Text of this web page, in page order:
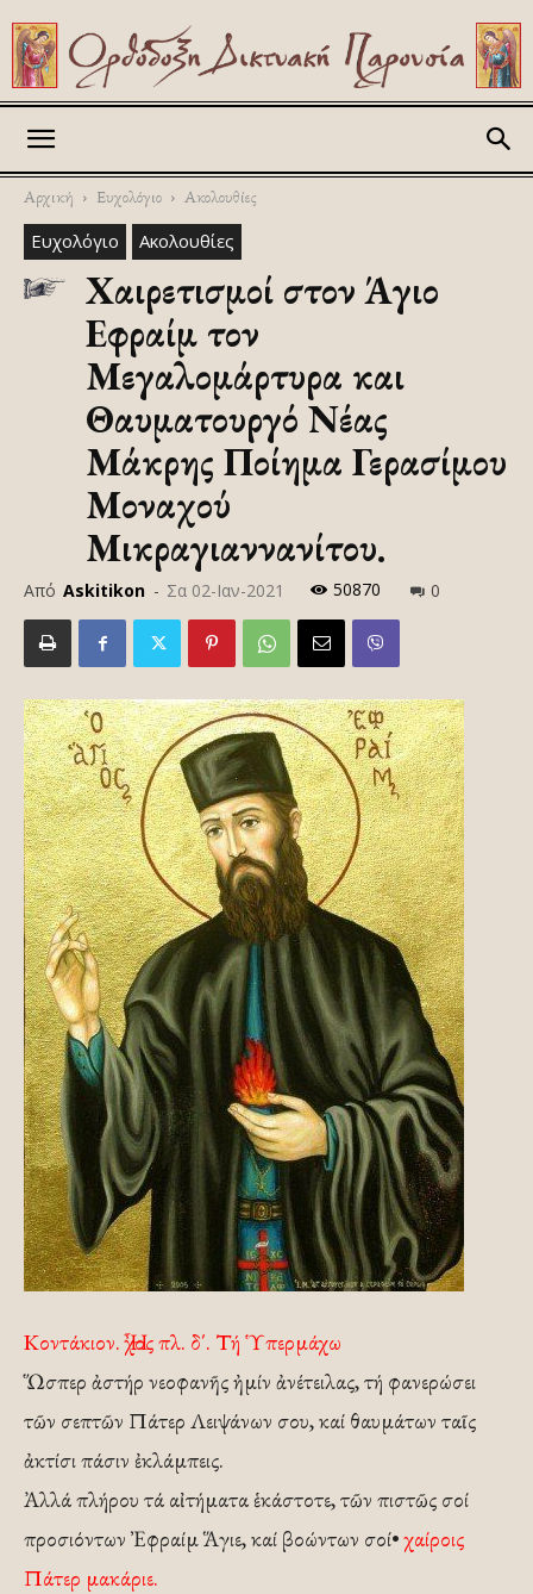
Αρχική Ευχολόγιο Ακολουθίες
Ευχολόγιο Ακολουθίες
Χαιρετισμοί στον Άγιο
Εφραίμ τον
Μεγαλομάρτυρα και
Θαυματουργό Νέας
Μάκρης Ποίημα Γερασίμου
Μοναχού
Μικραγιαννανίτου.
Από Askitikon - Σα 02-Ιαν-2021 50870 0
Κοντάκιον. Ἦχος πλ. δ΄. Τή Ὑπερμάχω
Ὥσπερ ἀστήρ νεοφανῆς ἠμίν ἀνέτειλας, τή φανερώσει
τῶν σεπτῶν Πάτερ Λειψάνων σου, καί θαυμάτων ταῖς
ἀκτίσι πάσιν ἐκλάμπεις.
Ἀλλά πλήρου τά αἰτήματα ἑκάστοτε, τῶν πιστῶς σοί
προσιόντων Ἐφραίμ Ἅγιε, καί βοώντων σοί•χαίροις
Πάτερ μακάριε.